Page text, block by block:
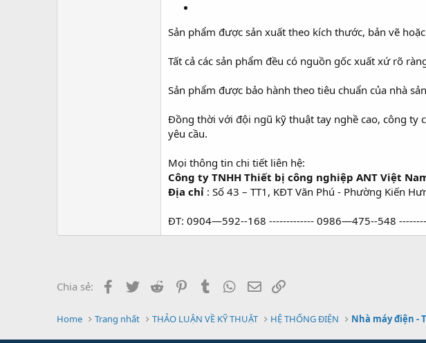
Sản phẩm được sản xuất theo kích thước, bản vẽ
Tất cả các sản phẩm đều có nguồn gốc xuất xứ rõ
Sản phẩm được bảo hành theo tiêu chuẩn của nhà
Đồng thời với đội ngũ kỹ thuật tay nghề cao, công ty
yêu cầu.
Mọi thông tin chi tiết liên hệ:
Công ty TNHH Thiết bị công nghiệp ANT Việt
Địa chỉ : Số 43 – TT1, KĐT Văn Phú - Phường Kiến
ĐT: 0904—592--168 ------------- 0986—475--548
Chia sẻ: Facebook
Twitter Reddit PinterestTumblrWhatsApp
Email
Home Trang nhất THẢO LUẬN VỀ KỸ THUẬT HỆ THỐNG ĐIỆN Nhà máy điện -